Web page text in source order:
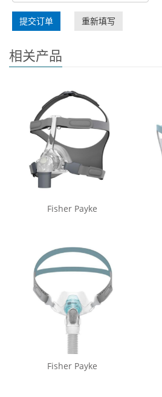
提交订单 重新填写
相关产品
Fisher Payke
Fisher Payke